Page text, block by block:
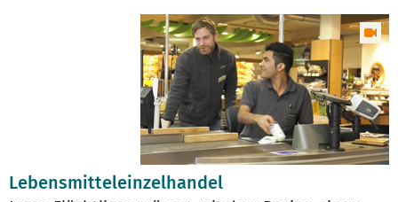
Lebensmitteleinzelhandel